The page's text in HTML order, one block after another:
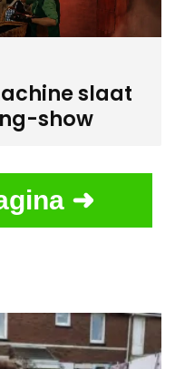
slaat
show
➜